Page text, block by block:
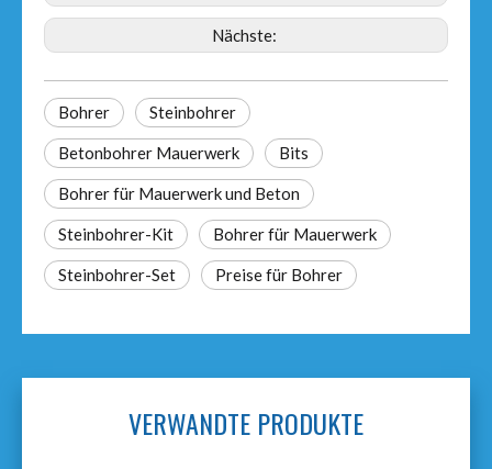
Nächste:
Bohrer Steinbohrer
Betonbohrer Mauerwerk Bits
Bohrer für Mauerwerk und Beton
Steinbohrer-Kit Bohrer für Mauerwerk
Steinbohrer-Set Preise für Bohrer
VERWANDTE PRODUKTE